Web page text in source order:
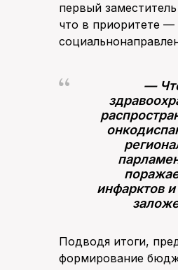
первый
что в приоритете
—
инфарктов
Подводя итоги,
формирование